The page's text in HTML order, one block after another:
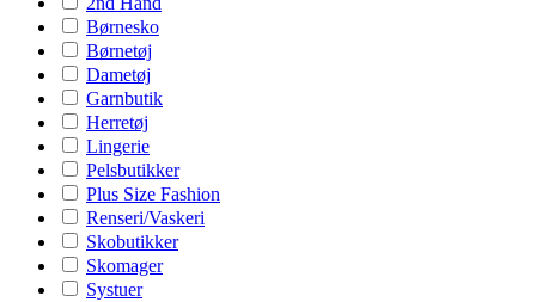
Børnesko
Børnetøj
Dametøj
Garnbutik
Herretøj
Lingerie
Pelsbutikker
Plus Size Fashion
Renseri/Vaskeri
Skobutikker
Skomager
Systuer